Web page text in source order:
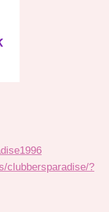
clubbersparadise/?